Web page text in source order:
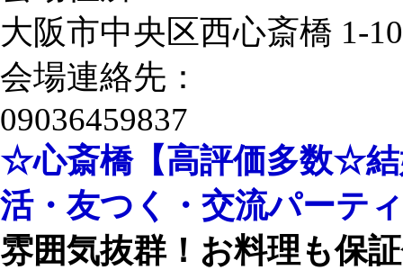
大阪市中央区西心斎橋 1-
会場連絡先：
09036459837
☆心斎橋【高評価多数☆結
活・友つく・交流パーテ
雰囲気抜群！お料理も保